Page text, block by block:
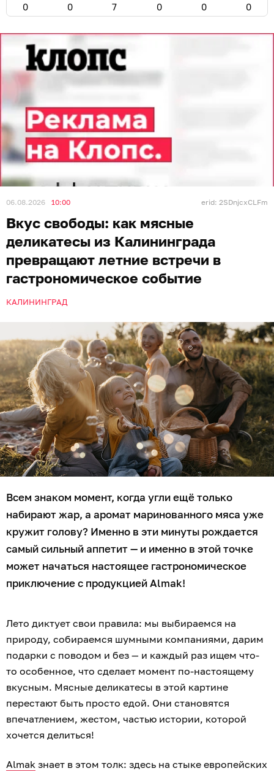
0 0 7 0 0 0
06.08.2026 10:00 erid: 2SDnjcxCLFm
Вкус свободы: как мясные
деликатесы из Калининграда
превращают летние встречи в
гастрономическое событие
КАЛИНИНГРАД
Всем знаком момент, когда угли ещё только
набирают жар, а аромат маринованного мяса уже
кружит голову? Именно в эти минуты рождается
самый сильный аппетит — и именно в этой точке
может начаться настоящее гастрономическое
приключение с продукцией Almak!
Лето диктует свои правила: мы выбираемся на
природу, собираемся шумными компаниями, дарим
подарки с поводом и без — и каждый раз ищем что-
то особенное, что сделает момент по-настоящему
вкусным. Мясные деликатесы в этой картине
перестают быть просто едой. Они становятся
впечатлением, жестом, частью истории, которой
хочется делиться!
Almak знает в этом толк: здесь на стыке европейских